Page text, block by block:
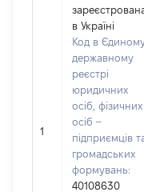
1
в Україні
Код в
державному
реєстрі
юридичних
осіб, фізичних
осіб –
підприємців
громадських
формувань:
40108630